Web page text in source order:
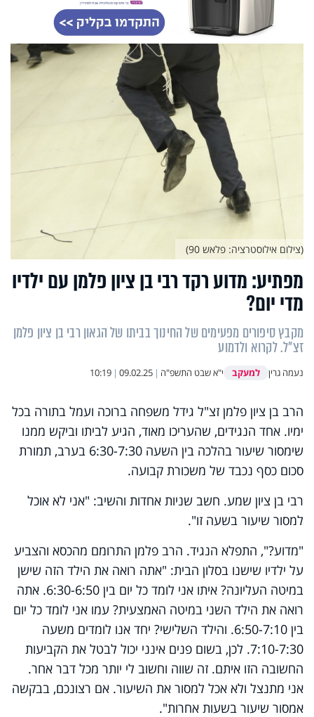
מפתיע: מדוע רקד רבי בן ציון פלמן עם ילדיו
מדי יום?
מקבץ סיפורים מפעימים של החינוך בביתו של הגאון רבי בן ציון פלמן
זצ"ל. לקרוא ולדמוע
נעמה גרין למעקב י"א שבט התשפ"ה |
09.02.25
|
10:19
(צילום אילוסטרציה: פלאש 90)
הרב בן ציון פלמן זצ"ל גידל משפחה ברוכה ועמל בתורה בכל
ימיו. אחד הנגידים, שהעריכו מאוד, הגיע לביתו וביקש ממנו
שימסור שיעור בהלכה בין השעה 6:30-7:30 בערב, תמורת
סכום כסף נכבד של משכורת קבועה.
רבי בן ציון שמע. חשב שניות אחדות והשיב: "אני לא אוכל
למסור שיעור בשעה זו".
"מדוע?", התפלא הנגיד. הרב פלמן התרומם מהכסא והצביע
על ילדיו שישנו בסלון הבית: "אתה רואה את הילד הזה שישן
במיטה העליונה? איתו אני לומד כל יום בין 6:30-6:50. אתה
רואה את הילד השני במיטה האמצעית? עמו אני לומד כל יום
בין 6:50-7:10. והילד השלישי? יחד אנו לומדים משעה
7:10-7:30. לכן, בשום פנים אינני יכול לבטל את הקביעות
החשובה הזו איתם. זה שווה וחשוב לי יותר מכל דבר אחר.
אני מתנצל ולא אכל למסור את השיעור. אם רצונכם, בבקשה
אמסור שיעור בשעות אחרות".